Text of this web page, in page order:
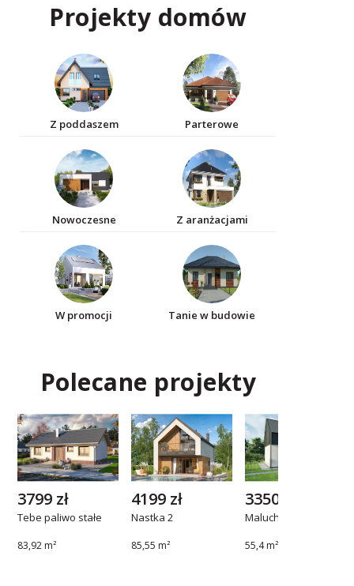
Projekty domów
Z poddaszem Parterowe
Nowoczesne Z aranżacjami
W promocji Tanie w budowie
Polecane projekty
Tebe paliwo stałe
83,92 m²
3799 zł
Nastka 2
85,55 m²
4199 zł
Maluch A
55,4 m²
3350 zł